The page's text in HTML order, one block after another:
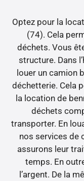
Optez pour la
(74). Cela
déchets. Vous
structure. Dans
louer un camion
déchetterie. Cela
la location de
déchets
transporter. En
nos services de
assurons leur
temps. En
l’argent. De la